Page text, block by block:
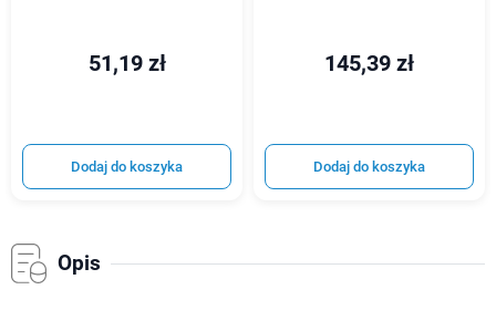
51,19 zł
Dodaj do koszyka
145,39 zł
Dodaj do koszyka
Opis